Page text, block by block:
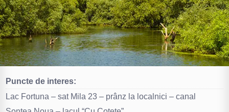
Puncte de interes:
Lac Fortuna – sat Mila 23 – prânz la localnici – canal